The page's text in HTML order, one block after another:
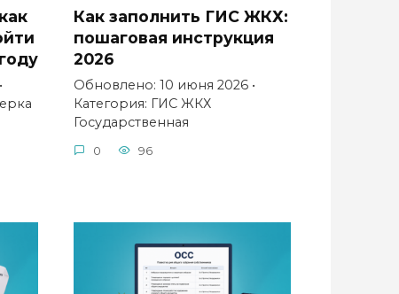
Как заполнить ГИС ЖКХ:
пошаговая инструкция
2026
Обновлено: 10 июня 2026 •
Категория: ГИС ЖКХ
Государственная
0 96